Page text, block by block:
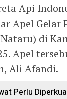
Api
Apel Gelar
di
Apel
Ali Afandi.
Perlu